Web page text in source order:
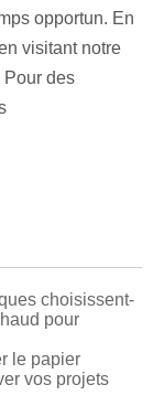
opportun. En
visitant notre
Pour des
choisissent-
pour
le papier
vos projets